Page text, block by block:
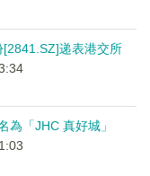
[2841.SZ]递表港交所
為「JHC 真好城」